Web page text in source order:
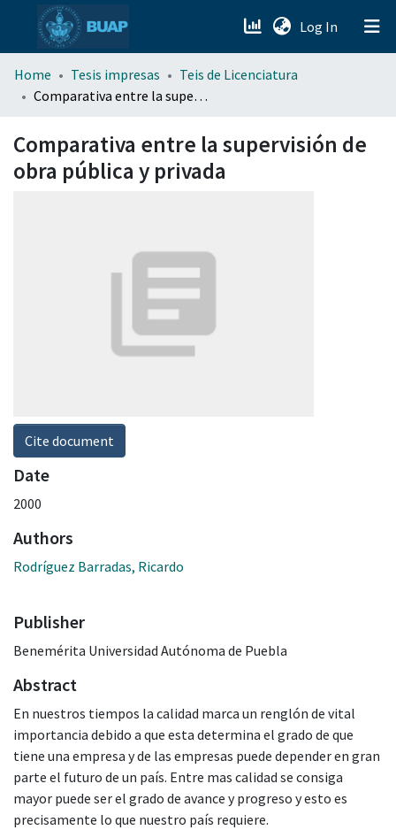
Log In (current)
menu.section.about_menu
Home Tesis impresas
Teis de Licenciatura
Comparativa entre la supervisión de obra pública y privada
Comparativa entre la supervisión de
obra pública y privada
Cite document
Date
2000
Authors
Rodríguez Barradas, Ricardo
Publisher
Benemérita Universidad Autónoma de Puebla
Abstract
En nuestros tiempos la calidad marca un renglón de vital
importancia debido a que esta determina el grado de que
tiene una empresa y de las empresas puede depender en gran
parte el futuro de un país. Entre mas calidad se consiga
mayor puede ser el grado de avance y progreso y esto es
precisamente lo que nuestro país requiere.